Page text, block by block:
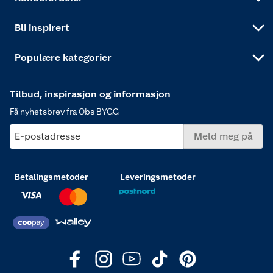
Bli inspirert
Populære kategorier
Tilbud, inspirasjon og informasjon
Få nyhetsbrev fra Obs BYGG
E-postadresse Meld meg på
Betalingsmetoder Leveringsmetoder